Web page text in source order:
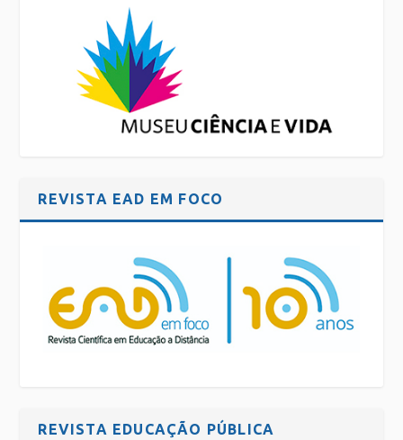
REVISTA EAD EM FOCO
REVISTA EDUCAÇÃO PÚBLICA